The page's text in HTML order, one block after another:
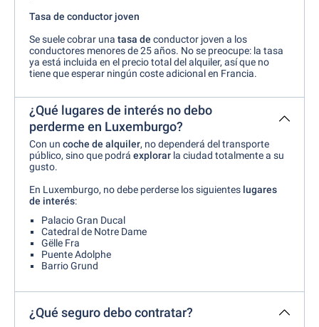
Tasa de conductor joven
Se suele cobrar una tasa de conductor joven a los
conductores menores de 25 años. No se preocupe: la tasa
ya está incluida en el precio total del alquiler, así que no
tiene que esperar ningún coste adicional en Francia.
¿Qué lugares de interés no debo
perderme en Luxemburgo?
Con un coche de alquiler, no dependerá del transporte
público, sino que podrá explorar la ciudad totalmente a su
gusto.
En Luxemburgo, no debe perderse los siguientes lugares
de interés:
Palacio Gran Ducal
Catedral de Notre Dame
Gëlle Fra
Puente Adolphe
Barrio Grund
¿Qué seguro debo contratar?